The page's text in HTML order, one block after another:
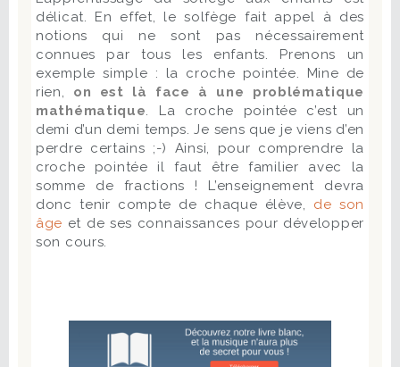
délicat. En effet, le solfège fait appel à des
notions qui ne sont pas nécessairement
connues par tous les enfants. Prenons un
exemple simple : la croche pointée. Mine de
rien, on est là face à une problématique
mathématique. La croche pointée c’est un
demi d’un demi temps. Je sens que je viens d’en
perdre certains ;-) Ainsi, pour comprendre la
croche pointée il faut être familier avec la
somme de fractions ! L’enseignement devra
donc tenir compte de chaque élève, de son
âge et de ses connaissances pour développer
son cours.